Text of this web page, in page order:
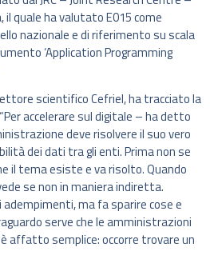
il quale ha valutato E015 come
nazionale e di riferimento su scala
‘Application Programming
scientifico Cefriel, ha tracciato la
accelerare sul digitale – ha detto
deve risolvere il suo vero
dei dati tra gli enti. Prima non se
il tema esiste e va risolto. Quando
se non in maniera indiretta.
adempimenti, ma fa sparire cose e
serve che le amministrazioni
affatto semplice: occorre trovare un